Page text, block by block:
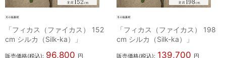
「フィカス（ファイカス） 152
cm シルカ（Silk-ka）」
販売価格(税込): 96,800 円
「フィカス（ファイカス） 198
cm シルカ（Silk-ka）」
販売価格(税込): 139,700 円